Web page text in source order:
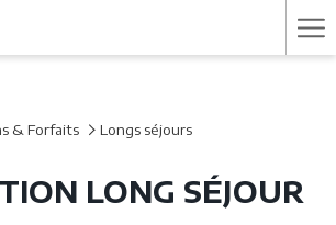
& Forfaits Longs séjours
LONG SÉJOUR